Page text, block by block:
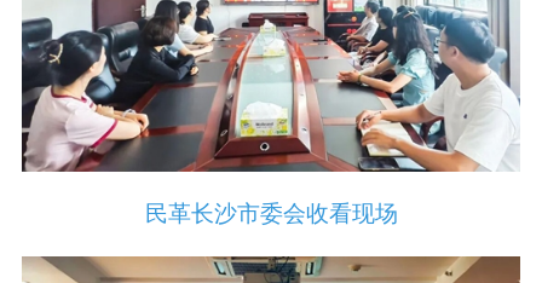
民革长沙市委会收看现场